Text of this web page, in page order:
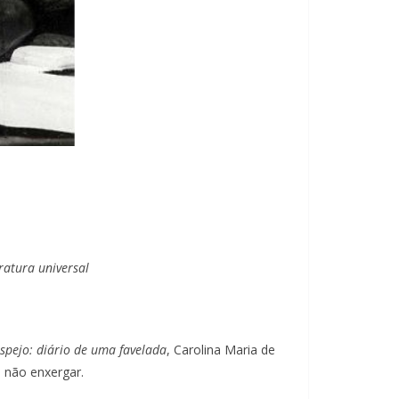
universal
diário de uma favelada, Carolina Maria de
enxergar.